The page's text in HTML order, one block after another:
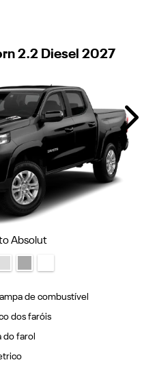
2.2 Diesel 2027
Absolut
de combustível
dos faróis
do farol
Next